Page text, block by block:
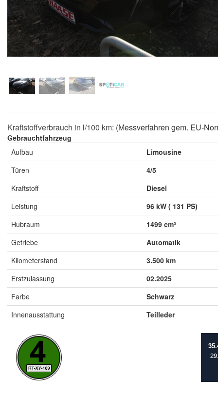
Kraftstoffverbrauch in l/100 km: (Messverfahren gem. EU-
Gebrauchtfahrzeug
Aufbau
Limousine
Türen
4/5
Kraftstoff
Diesel
Leistung
96 kW ( 131 PS)
Hubraum
1499 cm³
Getriebe
Automatik
Kilometerstand
3.500 km
Erstzulassung
02.2025
Farbe
Schwarz
Innenausstattung
Teilleder